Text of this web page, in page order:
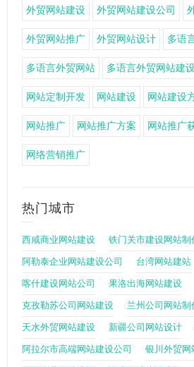
外贸网站建设 外贸网站建设公司
外贸网站推广 外贸网站设计 多语
多语言外贸网站 多语言外贸网站建
网站定制开发 网站建设 网站建设
网站推广 网站推广方案 网站推广
网络营销推广
热门城市
西咸商业网站建设 铁门关市建设网站制
阿勒泰企业网站建设公司 台湾网站建站
喀什建设网站公司 果洛出海网站建设
克孜勒苏公司网站建设 兰州公司网站制
天水外贸网站建设 新疆公司网站设计
阿拉尔市高端网站建设公司 银川外贸网